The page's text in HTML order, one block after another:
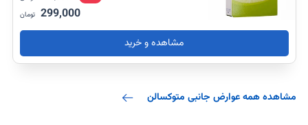
299,000 تومان
مشاهده و خرید
مشاهده همه عوارض جانبی متوکسالن